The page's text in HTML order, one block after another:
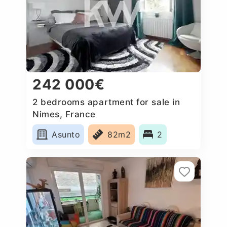
242 000€
2 bedrooms apartment for sale in
Nimes, France
Asunto
82m2 2